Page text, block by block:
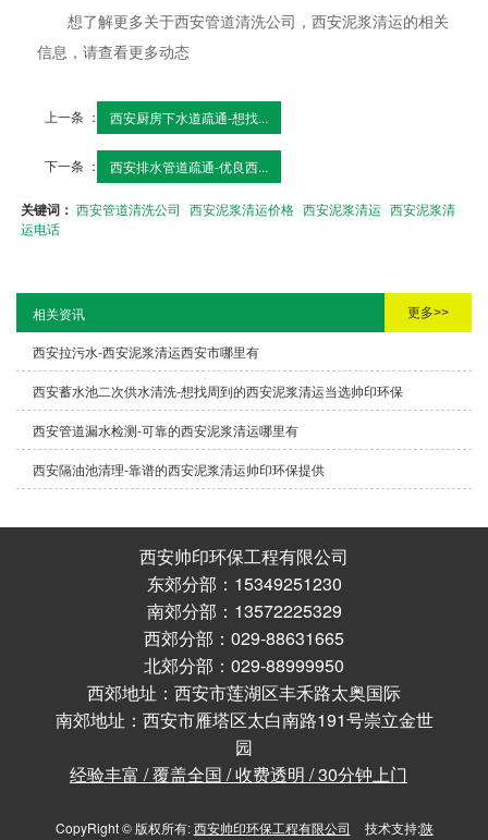
想了解更多关于西安管道清洗公司，西安泥浆清运的相关
信息，请查看更多动态
上一条 ： 西安厨房下水道疏通-想找...
下一条 ： 西安排水管道疏通-优良西...
关键词：西安管道清洗公司 西安泥浆清运价格 西安泥浆清运 西安泥浆清
运电话
相关资讯 更多>>
西安拉污水-西安泥浆清运西安市哪里有
西安蓄水池二次供水清洗-想找周到的西安泥浆清运当选帅印环保
西安管道漏水检测-可靠的西安泥浆清运哪里有
西安隔油池清理-靠谱的西安泥浆清运帅印环保提供
西安帅印环保工程有限公司
东郊分部：15349251230
南郊分部：13572225329
西郊分部：029-88631665
北郊分部：029-88999950
西郊地址：西安市莲湖区丰禾路太奥国际
南郊地址：西安市雁塔区太白南路191号崇立金世
园
经验丰富 / 覆盖全国 / 收费透明 / 30分钟上门
CopyRight © 版权所有:西安帅印环保工程有限公司 技术支持:陕